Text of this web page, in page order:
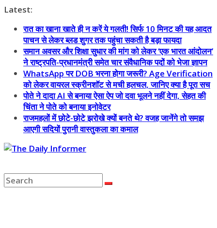
Skip
content
Latest:
रात का खाना खाते ही न करें ये गलती! सिर्फ 10 मिनट की यह आदत
पाचन से लेकर ब्लड शुगर तक पहुंचा सकती है बड़ा फायदा
समान अवसर और शिक्षा सुधार की मांग को लेकर ‘एक भारत आंदोलन’
ने राष्ट्रपति-प्रधानमंत्री समेत चार संवैधानिक पदों को भेजा ज्ञापन
WhatsApp पर DOB भरना होगा जरूरी? Age Verification
को लेकर वायरल स्क्रीनशॉट से मची हलचल, जानिए क्या है पूरा सच
पोते ने दादा AI से बनाया ऐसा ऐप जो दवा भूलने नहीं देगा, सेहत की
चिंता ने पोते को बनाया इनोवेटर
राजमहलों में छोटे-छोटे झरोखे क्यों बनते थे? वजह जानेंगे तो समझ
आएगी सदियों पुरानी वास्तुकला का कमाल